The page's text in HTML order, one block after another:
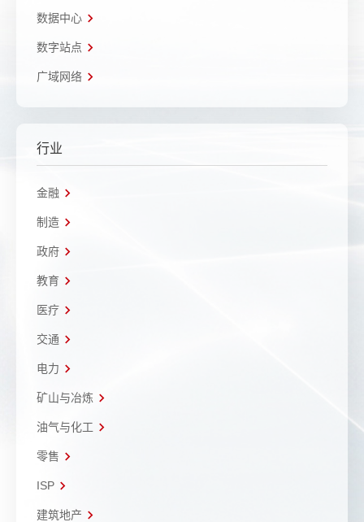
数据中心
数字站点
广域网络
行业
金融
制造
政府
教育
医疗
交通
电力
矿山与冶炼
油气与化工
零售
ISP
建筑地产